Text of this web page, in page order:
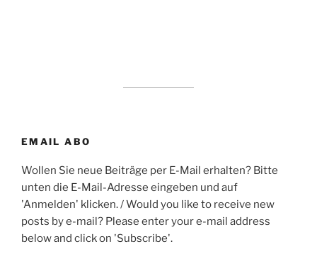
EMAIL ABO
Wollen Sie neue Beiträge per E-Mail erhalten? Bitte
unten die E-Mail-Adresse eingeben und auf
'Anmelden' klicken. / Would you like to receive new
posts by e-mail? Please enter your e-mail address
below and click on 'Subscribe'.